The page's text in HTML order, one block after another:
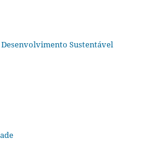
Sustentável